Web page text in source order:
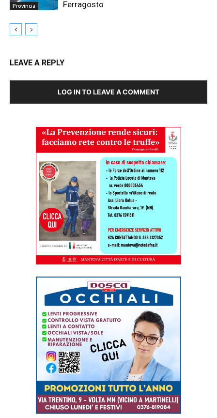
Provincia Ferragosto
LEAVE A REPLY
LOG IN TO LEAVE A COMMENT